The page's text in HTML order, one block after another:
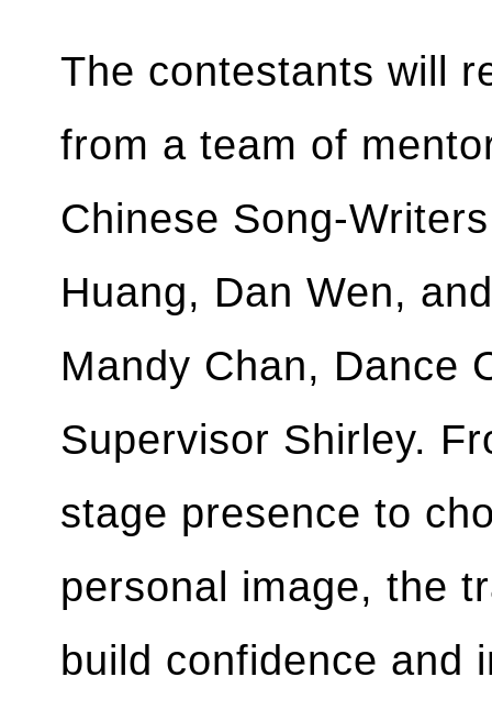
The contestants will
from a team of
Chinese Song-
Huang, Dan Wen,
Mandy Chan, Dance
Supervisor Shirley.
stage presence to
personal image, the
build confidence and